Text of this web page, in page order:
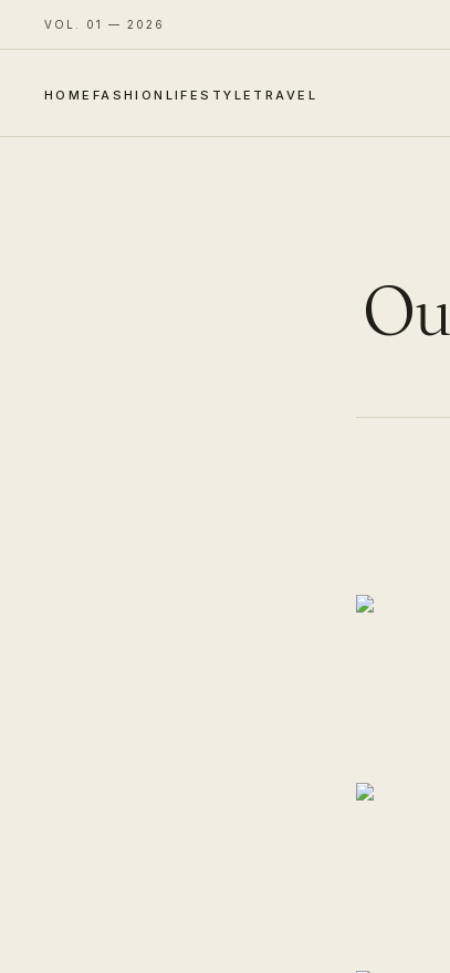
VOL. 01 — 2026
HOME FASHION LIFESTYLE TRAVEL